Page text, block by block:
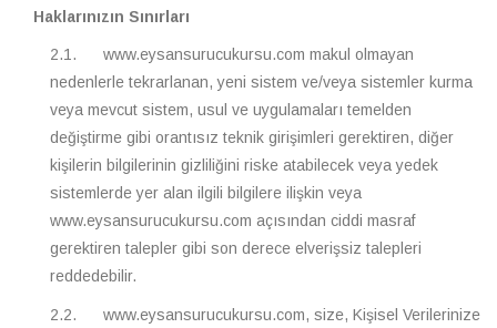
Haklarınızın Sınırları
2.1. www.eysansurucukursu.com makul olmayan
nedenlerle tekrarlanan, yeni sistem ve/veya sistemler kurma
veya mevcut sistem, usul ve uygulamaları temelden
değiştirme gibi orantısız teknik girişimleri gerektiren, diğer
kişilerin bilgilerinin gizliliğini riske atabilecek veya yedek
sistemlerde yer alan ilgili bilgilere ilişkin veya
www.eysansurucukursu.com açısından ciddi masraf
gerektiren talepler gibi son derece elverişsiz talepleri
reddedebilir.
2.2. www.eysansurucukursu.com, size, Kişisel Verilerinize